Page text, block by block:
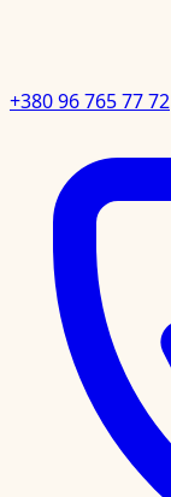
+380 96 765 77 72